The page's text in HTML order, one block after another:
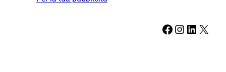
Facebook Instagram LinkedIn X